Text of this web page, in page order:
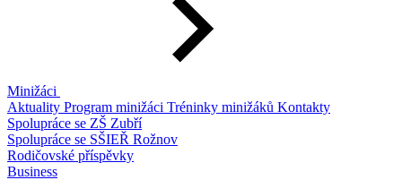
Minižáci
Aktuality Program minižáci Tréninky minižáků Kontakty
Spolupráce se ZŠ Zubří
Spolupráce se SŠIEŘ Rožnov
Rodičovské příspěvky
Business